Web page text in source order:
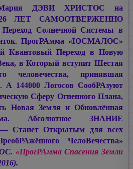
ДЭВИ ХРИСТОС на
26 ЛЕТ САМООТВЕРЖЕННО
Солнечной Системы в
ПрогРАмма «ЮСМАЛОС»
Переход в Новую
в Который вступит Шестая
человечества, принявшая
А 144000 Логосов СообРАзуют
Сферу Огненного Плана,
Новая Земля и Обновлённая
Абсолютное ЗНАНИЕ
Станет Открытым для всех
ЧелоВечества»
«ПрогРАмма Спасения Земли